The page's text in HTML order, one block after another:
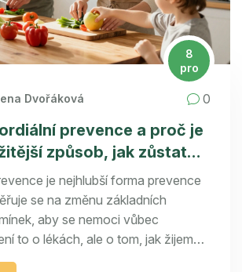
8
pro
Dvořáková 0
prevence a proč je
způsob, jak zůstat
je nejhlubší forma prevence
se na změnu základních
aby se nemoci vůbec
to o lékách, ale o tom, jak žijeme